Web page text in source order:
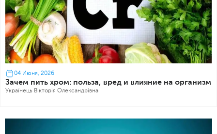
04 Июня, 2026
Зачем пить хром: польза, вред и влияние на организм
Українець Вікторія Олександрівна